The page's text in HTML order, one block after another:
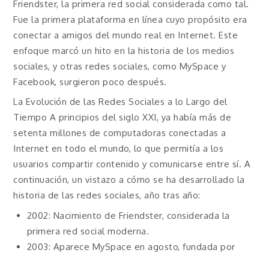
Friendster, la primera red social considerada como tal.
Fue la primera plataforma en línea cuyo propósito era
conectar a amigos del mundo real en Internet. Este
enfoque marcó un hito en la historia de los medios
sociales, y otras redes sociales, como MySpace y
Facebook, surgieron poco después.
La Evolución de las Redes Sociales a lo Largo del
Tiempo A principios del siglo XXI, ya había más de
setenta millones de computadoras conectadas a
Internet en todo el mundo, lo que permitía a los
usuarios compartir contenido y comunicarse entre sí. A
continuación, un vistazo a cómo se ha desarrollado la
historia de las redes sociales, año tras año:
2002: Nacimiento de Friendster, considerada la
primera red social moderna.
2003: Aparece MySpace en agosto, fundada por